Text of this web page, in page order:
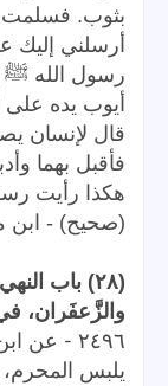
بثوب. فسلمت
أرسلني إليك
رسول الله ﷺ
أيوب يده
قال لإنسان
فأقبل بهما
هكذا رأيت
(صحيح) - ابن ماجه
(٢٨) باب
والزَّعفَران،
٢٤٩٦ - عن
يلبس